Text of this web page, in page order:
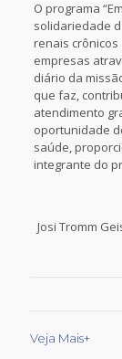
O programa
solidariedade
renais crônicos
empresas
diário da
que faz,
atendimento
oportunidade
saúde,
integrante do
Josi Tromm
Veja Mais+